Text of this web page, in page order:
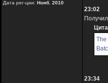
Дата рег-ции: Нояб. 2010
23:02
The
23:34